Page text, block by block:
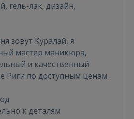
гель-лак, дизайн,
зовут Куралай, я
мастер маникюра,
и качественный
Риги по доступным ценам.
к деталям